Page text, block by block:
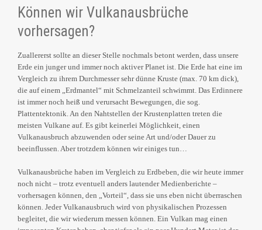
Können wir Vulkanausbrüche
vorhersagen?
Zuallererst sollte an dieser Stelle nochmals betont werden, dass unsere
Erde ein junger und immer noch aktiver Planet ist. Die Erde hat eine im
Vergleich zu ihrem Durchmesser sehr dünne Kruste (max. 70 km dick),
die auf einem „Erdmantel“ mit Schmelzanteil schwimmt. Das Erdinnere
ist immer noch heiß und verursacht Bewegungen, die sog.
Plattentektonik. An den Nahtstellen der Krustenplatten treten die
meisten Vulkane auf. Es gibt keinerlei Möglichkeit, einen
Vulkanausbruch abzuwenden oder seine Art und/oder Dauer zu
beeinflussen. Aber trotzdem können wir einiges tun…
Vulkanausbrüche haben im Vergleich zu Erdbeben, die wir heute immer
noch nicht – trotz eventuell anders lautender Medienberichte –
vorhersagen können, den „Vorteil“, dass sie uns eben nicht überraschen
können. Jeder Vulkanausbruch wird von physikalischen Prozessen
begleitet, die wir wiederum messen können. Ein Vulkan mag einen